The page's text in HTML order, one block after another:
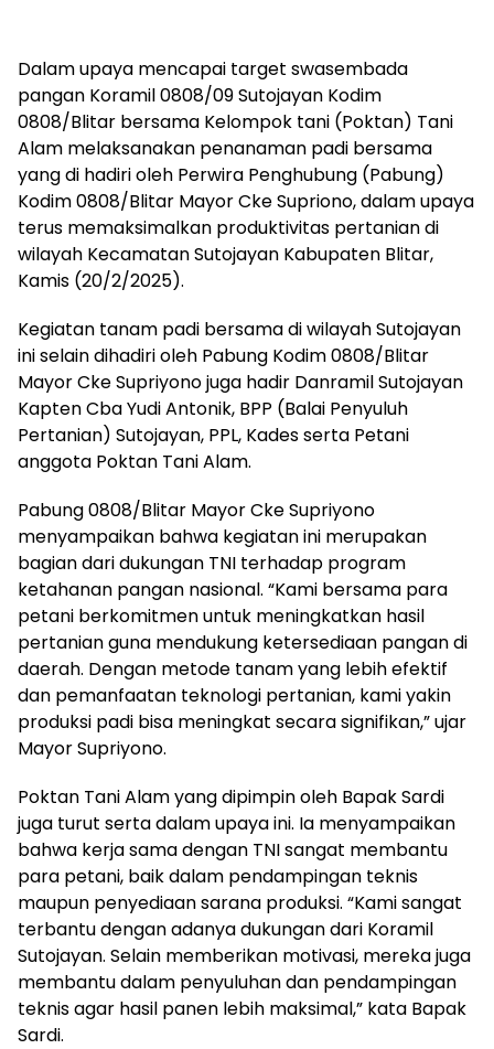
Dalam upaya mencapai target swasembada
pangan Koramil 0808/09 Sutojayan Kodim
0808/Blitar bersama Kelompok tani (Poktan) Tani
Alam melaksanakan penanaman padi bersama
yang di hadiri oleh Perwira Penghubung (Pabung)
Kodim 0808/Blitar Mayor Cke Supriono, dalam upaya
terus memaksimalkan produktivitas pertanian di
wilayah Kecamatan Sutojayan Kabupaten Blitar,
Kamis (20/2/2025).
Kegiatan tanam padi bersama di wilayah Sutojayan
ini selain dihadiri oleh Pabung Kodim 0808/Blitar
Mayor Cke Supriyono juga hadir Danramil Sutojayan
Kapten Cba Yudi Antonik, BPP (Balai Penyuluh
Pertanian) Sutojayan, PPL, Kades serta Petani
anggota Poktan Tani Alam.
Pabung 0808/Blitar Mayor Cke Supriyono
menyampaikan bahwa kegiatan ini merupakan
bagian dari dukungan TNI terhadap program
ketahanan pangan nasional. “Kami bersama para
petani berkomitmen untuk meningkatkan hasil
pertanian guna mendukung ketersediaan pangan di
daerah. Dengan metode tanam yang lebih efektif
dan pemanfaatan teknologi pertanian, kami yakin
produksi padi bisa meningkat secara signifikan,” ujar
Mayor Supriyono.
Poktan Tani Alam yang dipimpin oleh Bapak Sardi
juga turut serta dalam upaya ini. Ia menyampaikan
bahwa kerja sama dengan TNI sangat membantu
para petani, baik dalam pendampingan teknis
maupun penyediaan sarana produksi. “Kami sangat
terbantu dengan adanya dukungan dari Koramil
Sutojayan. Selain memberikan motivasi, mereka juga
membantu dalam penyuluhan dan pendampingan
teknis agar hasil panen lebih maksimal,” kata Bapak
Sardi.